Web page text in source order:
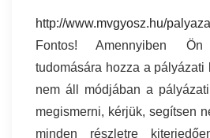
http://www.mvgyosz.hu/
Fontos! Amennyiben
tudomására hozza a pályázati
nem áll módjában a
megismerni, kérjük, segítsen
minden részletre